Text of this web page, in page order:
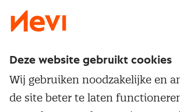
Deze website gebruikt cookies
Wij gebruiken noodzakelijke en
de site beter te laten